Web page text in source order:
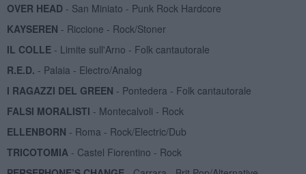
OVER HEAD- San Miniato - Punk Rock Hardcore
KAYSEREN - Riccione - Rock/Stoner
IL COLLE- Limite sull'Arno - Folk cantautorale
R.E.D. - Palaia - Electro/Analog
I RAGAZZI DEL GREEN - Pontedera - Folk cantautorale
FALSI MORALISTI - Montecalvoli - Rock
ELLENBORN - Roma - Rock/Electric/Dub
TRICOTOMIA - Castel Fiorentino - Rock